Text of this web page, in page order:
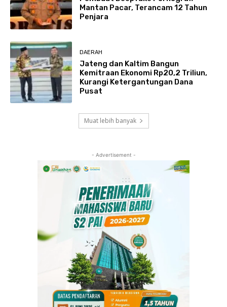
Mantan Pacar, Terancam 12 Tahun
Penjara
DAERAH
Jateng dan Kaltim Bangun
Kemitraan Ekonomi Rp20,2 Triliun,
Kurangi Ketergantungan Dana
Pusat
Muat lebih banyak
- Advertisement -